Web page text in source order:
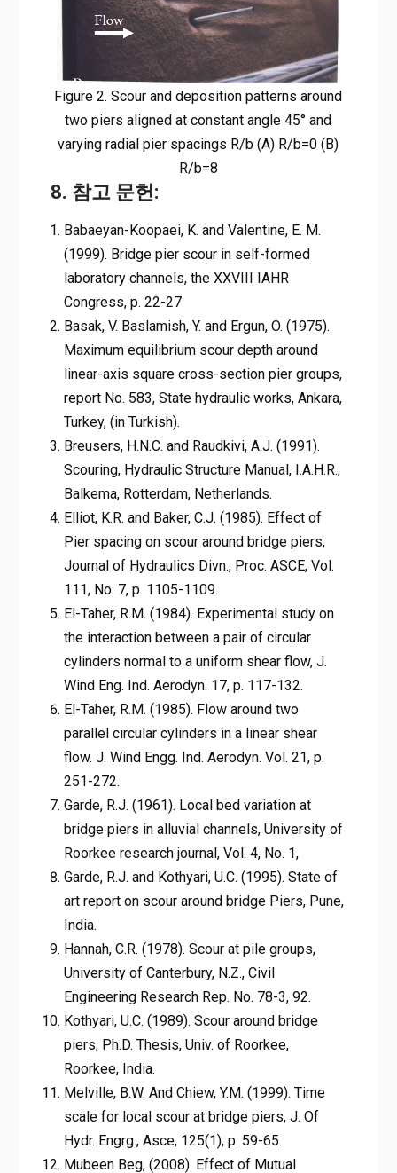
Figure 2. Scour and deposition patterns around
two piers aligned at constant angle 45° and
varying radial pier spacings R/b (A) R/b=0 (B)
R/b=8
8. 참고 문헌:
Babaeyan-Koopaei, K. and Valentine, E. M.
(1999). Bridge pier scour in self-formed
laboratory channels, the XXVIII IAHR
Congress, p. 22-27
Basak, V. Baslamish, Y. and Ergun, O. (1975).
Maximum equilibrium scour depth around
linear-axis square cross-section pier groups,
report No. 583, State hydraulic works, Ankara,
Turkey, (in Turkish).
Breusers, H.N.C. and Raudkivi, A.J. (1991).
Scouring, Hydraulic Structure Manual, I.A.H.R.,
Balkema, Rotterdam, Netherlands.
Elliot, K.R. and Baker, C.J. (1985). Effect of
Pier spacing on scour around bridge piers,
Journal of Hydraulics Divn., Proc. ASCE, Vol.
111, No. 7, p. 1105-1109.
El-Taher, R.M. (1984). Experimental study on
the interaction between a pair of circular
cylinders normal to a uniform shear flow, J.
Wind Eng. Ind. Aerodyn. 17, p. 117-132.
El-Taher, R.M. (1985). Flow around two
parallel circular cylinders in a linear shear
flow. J. Wind Engg. Ind. Aerodyn. Vol. 21, p.
251-272.
Garde, R.J. (1961). Local bed variation at
bridge piers in alluvial channels, University of
Roorkee research journal, Vol. 4, No. 1,
Garde, R.J. and Kothyari, U.C. (1995). State of
art report on scour around bridge Piers, Pune,
India.
Hannah, C.R. (1978). Scour at pile groups,
University of Canterbury, N.Z., Civil
Engineering Research Rep. No. 78-3, 92.
Kothyari, U.C. (1989). Scour around bridge
piers, Ph.D. Thesis, Univ. of Roorkee,
Roorkee, India.
Melville, B.W. And Chiew, Y.M. (1999). Time
scale for local scour at bridge piers, J. Of
Hydr. Engrg., Asce, 125(1), p. 59-65.
Mubeen Beg, (2008). Effect of Mutual